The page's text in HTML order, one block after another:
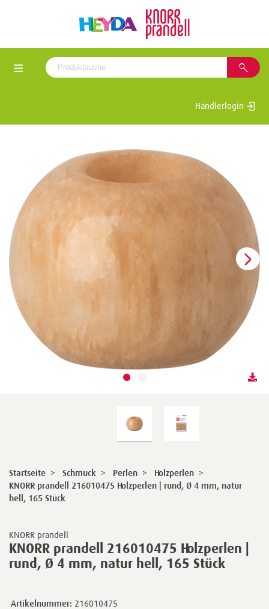
Händlerlogin
KNORR prandell
KNORR prandell 216010475 Holzperlen |
rund, Ø 4 mm, natur hell, 165 Stück
Startseite > Schmuck > Perlen > Holzperlen >
KNORR prandell 216010475 Holzperlen | rund, Ø 4 mm, natur
hell, 165 Stück
Artikelnummer: 216010475